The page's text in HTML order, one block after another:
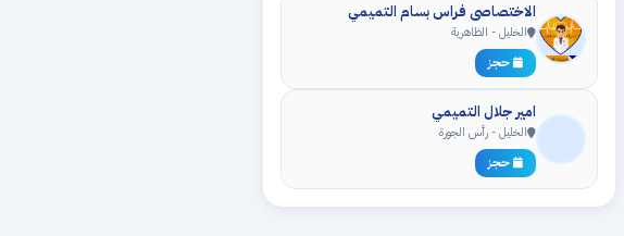
الاختصاصي فراس بسام التميمي
الخليل - الظاهرية
حجز
امير جلال التميمي
الخليل - رأس الجورة
حجز